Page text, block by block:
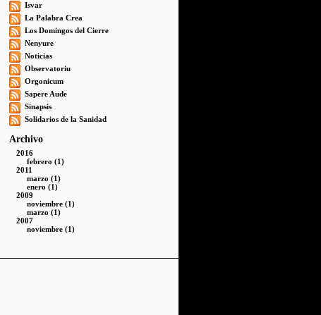
Isvar
La Palabra Crea
Los Domingos del Cierre
Nenyure
Noticias
Observatoriu
Orgonicum
Sapere Aude
Sinapsis
Solidarios de la Sanidad
Archivo
2016
febrero (1)
2011
marzo (1)
enero (1)
2009
noviembre (1)
marzo (1)
2007
noviembre (1)